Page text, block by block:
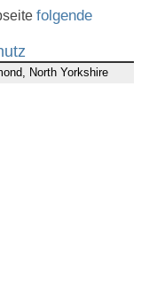
folgende
North Yorkshire